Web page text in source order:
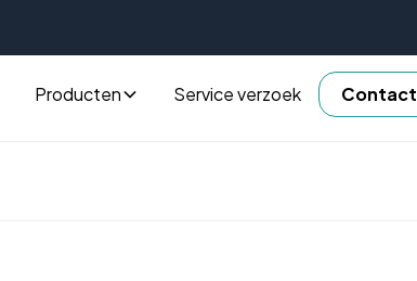
Producten Service verzoek Contact